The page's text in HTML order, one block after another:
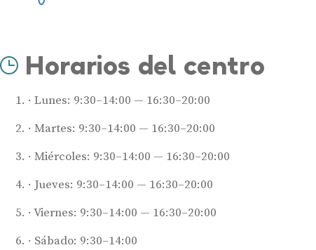
Horarios del centro
Lunes: 9:30–14:00 — 16:30–20:00
Martes: 9:30–14:00 — 16:30–20:00
Miércoles: 9:30–14:00 — 16:30–20:00
Jueves: 9:30–14:00 — 16:30–20:00
Viernes: 9:30–14:00 — 16:30–20:00
Sábado: 9:30–14:00